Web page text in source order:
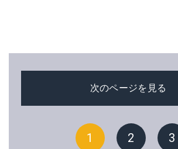
次のページを見る
1 2 3